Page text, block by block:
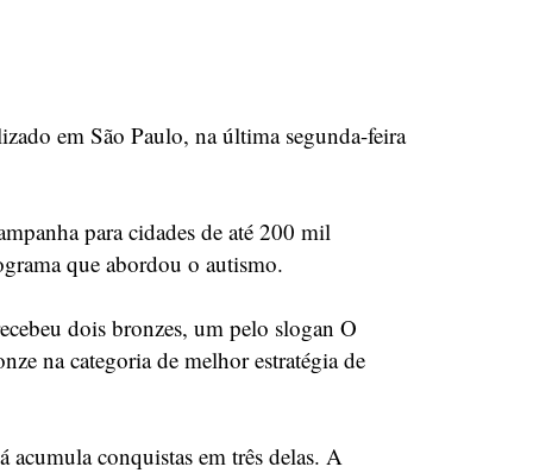
em São Paulo, na última segunda-feira
para cidades de até 200 mil
que abordou o autismo.
dois bronzes, um pelo slogan O
na categoria de melhor estratégia de
conquistas em três delas. A